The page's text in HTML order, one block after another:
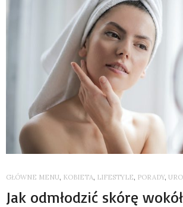
GŁÓWNE MENU KOBIETA LIFESTYLE PORADY,
Jak odmłodzić skórę